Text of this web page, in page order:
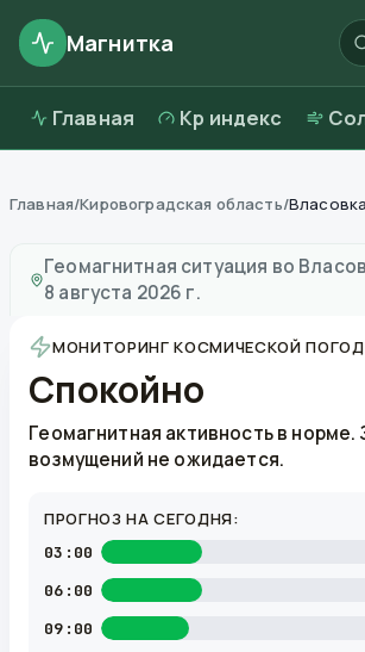
Магнитка
Главная Kp индекс
Главная/Кировоградская область/Власовка
Геомагнитная ситуация во
8 августа 2026 г.
МОНИТОРИНГ КОСМИЧЕСКОЙ
Спокойно
Геомагнитная активность в норме.
возмущений не ожидается.
ПРОГНОЗ НА СЕГОДНЯ:
03:00
06:00
09:00